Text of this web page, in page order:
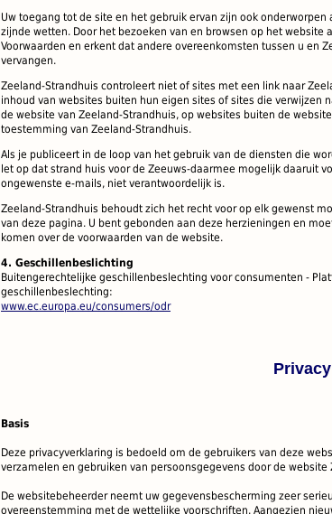
Uw toegang tot de site en het gebruik ervan zijn ook onderworpen
zijnde wetten. Door het bezoeken van en browsen op het website
Voorwaarden en erkent dat andere overeenkomsten tussen u en
vervangen.
Zeeland-Strandhuis controleert niet of sites met een link naar
inhoud van websites buiten hun eigen sites of sites die verwijzen
de website van Zeeland-Strandhuis, op websites buiten de
toestemming van Zeeland-Strandhuis.
Als je publiceert in de loop van het gebruik van de diensten die
let op dat strand huis voor de Zeeuws-daarmee mogelijk daaruit
ongewenste e-mails, niet verantwoordelijk is.
Zeeland-Strandhuis behoudt zich het recht voor op elk gewenst
van deze pagina. U bent gebonden aan deze herzieningen en
komen over de voorwaarden van de website.
4. Geschillenbeslichting
Buitengerechtelijke geschillenbeslechting voor consumenten -
geschillenbeslechting:
www.ec.europa.eu/consumers/odr
Basis
Deze privacyverklaring is bedoeld om de gebruikers van deze
verzamelen en gebruiken van persoonsgegevens door de website
De websitebeheerder neemt uw gegevensbescherming zeer
overeenstemming met de wettelijke voorschriften. Aangezien